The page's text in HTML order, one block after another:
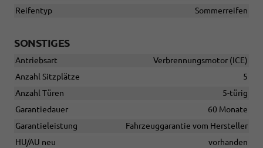
Reifentyp
Sommerreifen
SONSTIGES
Antriebsart
Verbrennungsmotor (ICE)
Anzahl Sitzplätze
5
Anzahl Türen
5-türig
Garantiedauer
60 Monate
Garantieleistung
Fahrzeuggarantie vom Hersteller
HU/AU neu
vorhanden